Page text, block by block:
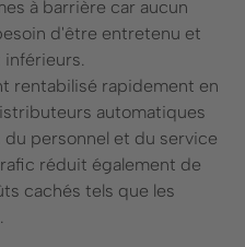
à barrière car aucun
d'être entretenu et
inférieurs.
rentabilisé rapidement en
automatiques
personnel et du service
réduit également de
cachés tels que les